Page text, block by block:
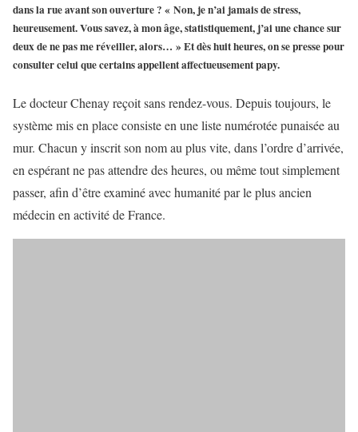
dans la rue avant son ouverture ? « Non, je n’ai jamais de stress,
heureusement. Vous savez, à mon âge, statistiquement, j’ai une chance sur
deux de ne pas me réveiller, alors… » Et dès huit heures, on se presse pour
consulter celui que certains appellent affectueusement papy.
Le docteur Chenay reçoit sans rendez-vous. Depuis toujours, le
système mis en place consiste en une liste numérotée punaisée au
mur. Chacun y inscrit son nom au plus vite, dans l’ordre d’arrivée,
en espérant ne pas attendre des heures, ou même tout simplement
passer, afin d’être examiné avec humanité par le plus ancien
médecin en activité de France.